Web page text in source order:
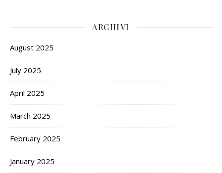
ARCHIVI
August 2025
July 2025
April 2025
March 2025
February 2025
January 2025